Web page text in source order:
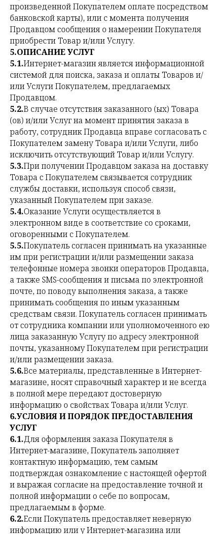
произведенной Покупателем оплате посредством
банковской карты), или с момента получения
Продавцом сообщения о намерении Покупателя
приобрести Товар и/или Услугу.
5.ОПИСАНИЕ УСЛУГ
5.1.Интернет-магазин является информационной
системой для поиска, заказа и оплаты Товаров и/
или Услуги Покупателем, предлагаемых
Продавцом.
5.2.В случае отсутствия заказанного (ых) Товара
(ов) и/или Услуг на момент принятия заказа в
работу, сотрудник Продавца вправе согласовать с
Покупателем замену Товара и/или Услуги, либо
исключить отсутствующий Товар и/или Услугу.
5.3.При получении Продавцом заказа на доставку
Товара с Покупателем связывается сотрудник
службы доставки, используя способ связи,
указанный Покупателем при заказе.
5.4.Оказание Услуги осуществляется в
электронном виде в соответствие со сроками,
оговоренными с Покупателем.
5.5.Покупатель согласен принимать на указанные
им при регистрации и/или размещении заказа
телефонные номера звонки операторов Продавца,
а также SMS-сообщения и письма по электронной
почте, по поводу выполнения заказа, а также
принимать сообщения по иным указанным
средствам связи. Покупатель согласен принимать
от сотрудника компании или уполномоченного ею
лица заказанную Услугу по адресу электронной
почты, указанному Покупателем при регистрации
и/или размещении заказа.
5.6.Все материалы, представленные в Интернет-
магазине, носят справочный характер и не всегда
в полной мере передают достоверную
информацию о свойствах Товара и/или Услуг.
6.УСЛОВИЯ И ПОРЯДОК ПРЕДОСТАВЛЕНИЯ
УСЛУГ
6.1.Для оформления заказа Покупателя в
Интернет-магазине, Покупатель заполняет
контактную информацию, тем самым
подтверждая ознакомление с настоящей офертой
и выражая согласие на предоставление точной и
полной информации о себе по вопросам,
предлагаемым в форме.
6.2.Если Покупатель предоставляет неверную
информацию или у Интернет-магазина или